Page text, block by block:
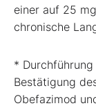
einer auf 25
chronische
*
Bestätigung
Obefazimod